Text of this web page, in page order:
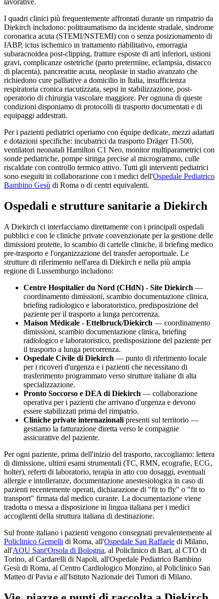
lavorative.
I quadri clinici più frequentemente affrontati durante un rimpatrio da
Diekirch includono: politraumatismo da incidente stradale, sindrome
coronarica acuta (STEMI/NSTEMI) con o senza posizionamento di
IABP, ictus ischemico in trattamento riabilitativo, emorragia
subaracnoidea post-clipping, fratture esposte di arti inferiori, ustioni
gravi, complicanze ostetriche (parto pretermine, eclampsia, distacco
di placenta), pancreatite acuta, neoplasie in stadio avanzato che
richiedono cure palliative a domicilio in Italia, insufficienza
respiratoria cronica riacutizzata, sepsi in stabilizzazione, post-
operatorio di chirurgia vascolare maggiore. Per ognuna di queste
condizioni disponiamo di protocolli di trasporto documentati e di
equipaggi addestrati.
Per i pazienti pediatrici operiamo con équipe dedicate, mezzi adattati
e dotazioni specifiche: incubatrici da trasporto Dräger TI-500,
ventilatori neonatali Hamilton C1 Neo, monitor multiparametrici con
sonde pediatriche, pompe siringa precise al microgrammo, culle
riscaldate con controllo termico attivo. Tutti gli interventi pediatrici
sono eseguiti in collaborazione con i medici dell'Ospedale Pediatrico
Bambino Gesù di Roma o di centri equivalenti.
Ospedali e strutture sanitarie a Diekirch
A Diekirch ci interfacciamo direttamente con i principali ospedali
pubblici e con le cliniche private convenzionate per la gestione delle
dimissioni protette, lo scambio di cartelle cliniche, il briefing medico
pre-trasporto e l'organizzazione del transfer aeroportuale. Le
strutture di riferimento nell'area di Diekirch e nella più ampia
regione di Lussemburgo includono:
Centre Hospitalier du Nord (CHdN) - Site Diekirch —
coordinamento dimissioni, scambio documentazione clinica,
briefing radiologico e laboratoristico, predisposizione del
paziente per il trasporto a lunga percorrenza.
Maison Médicale - Ettelbruck/Diekirch — coordinamento
dimissioni, scambio documentazione clinica, briefing
radiologico e laboratoristico, predisposizione del paziente per
il trasporto a lunga percorrenza.
Ospedale Civile di Diekirch — punto di riferimento locale
per i ricoveri d'urgenza e i pazienti che necessitano di
trasferimento programmato verso strutture italiane di alta
specializzazione.
Pronto Soccorso e DEA di Diekirch — collaborazione
operativa per i pazienti che arrivano d'urgenza e devono
essere stabilizzati prima del rimpatrio.
Cliniche private internazionali presenti sul territorio —
gestiamo la fatturazione diretta verso le compagnie
assicurative del paziente.
Per ogni paziente, prima dell'inizio del trasporto, raccogliamo: lettera
di dimissione, ultimi esami strumentali (TC, RMN, ecografie, ECG,
holter), referti di laboratorio, terapia in atto con dosaggi, eventuali
allergie e intolleranze, documentazione anestesiologica in caso di
pazienti recentemente operati, dichiarazione di "fit to fly" o "fit to
transport" firmata dal medico curante. La documentazione viene
tradotta o messa a disposizione in lingua italiana per i medici
accoglienti della struttura italiana di destinazione.
Sul fronte italiano i pazienti vengono consegnati prevalentemente al
Policlinico Gemelli di Roma, all'Ospedale San Raffaele di Milano,
all'AOU Sant'Orsola di Bologna, al Policlinico di Bari, al CTO di
Torino, al Cardarelli di Napoli, all'Ospedale Pediatrico Bambino
Gesù di Roma, al Centro Cardiologico Monzino, al Policlinico San
Matteo di Pavia e all'Istituto Nazionale dei Tumori di Milano.